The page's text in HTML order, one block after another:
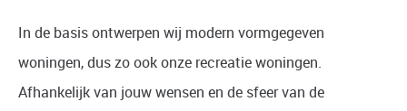
In de basis ontwerpen wij modern vormgegeven
woningen, dus zo ook onze recreatie woningen.
Afhankelijk van jouw wensen en de sfeer van de